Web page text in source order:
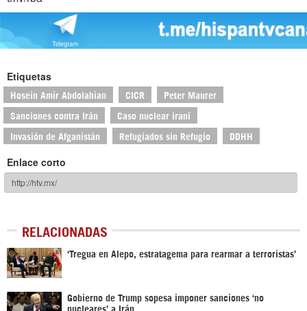
Etiquetas
Hosein Amir Abdolahian CICR Peter Maurer
Sanciones contra Irán Caso nuclear iraní
Invasión de Afganistán Refugiados sin Refugio DDHH
Enlace corto
RELACIONADAS
‘Tregua en Alepo, estratagema para rearmar a terroristas’
Gobierno de Trump sopesa imponer sanciones ‘no
nucleares’ a Irán